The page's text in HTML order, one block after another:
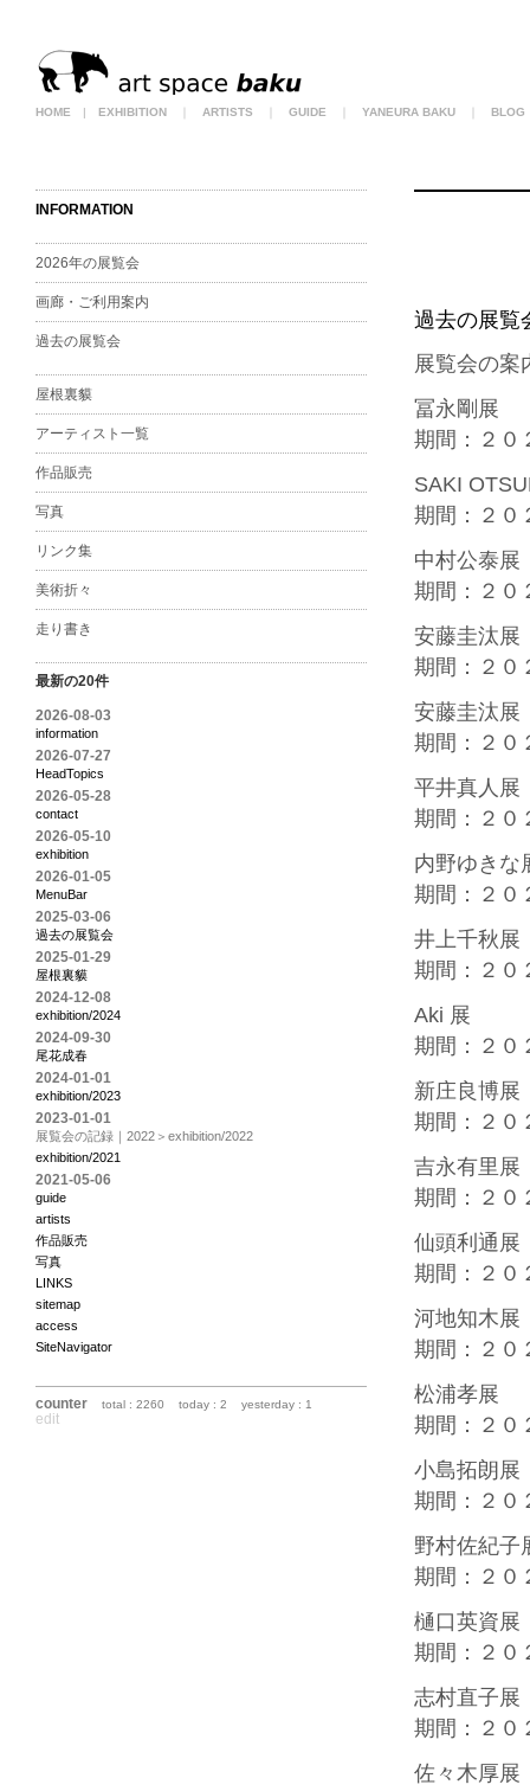
INFORMATION
2026年の展覧会
画廊・ご利用案内
過去の展覧会
屋根裏貘
アーティスト一覧
作品販売
写真
リンク集
美術折々
走り書き
最新の20件
2026-08-03
information
2026-07-27
HeadTopics
2026-05-28
contact
2026-05-10
exhibition
2026-01-05
MenuBar
2025-03-06
過去の展覧会
2025-01-29
屋根裏貘
2024-12-08
exhibition/2024
2024-09-30
尾花成春
2024-01-01
exhibition/2023
2023-01-01
展覧会の記録｜2022＞exhibition/2022
exhibition/2021
2021-05-06
guide
artists
作品販売
写真
LINKS
sitemap
access
SiteNavigator
counter total : 2260 today : 2 yesterday : 1
edit
過去の展覧
展覧会の
冨永剛展
期間：２０
SAKI
期間：２０
中村公泰展
期間：２０
安藤圭汰
期間：２０
安藤圭汰
期間：２０
平井真人展
期間：２０
内野ゆきな
期間：２０
井上千秋展
期間：２０
Aki 展
期間：２０
新庄良博展
期間：２０
吉永有里展
期間：２０
仙頭利通展
期間：２０
河地知木展
期間：２０
松浦孝展
期間：２０
小島拓朗展
期間：２０
野村佐紀子
期間：２０
樋口英資展
期間：２０
志村直子展
期間：２０
佐々木厚展
HOME | EXHIBITION ARTISTS GUIDE YANEURA BAKU BLOG